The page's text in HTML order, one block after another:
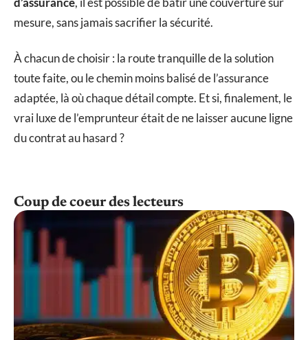
mesure, sans jamais sacrifier la sécurité.
À chacun de choisir : la route tranquille de la solution
toute faite, ou le chemin moins balisé de l’assurance
adaptée, là où chaque détail compte. Et si, finalement, le
vrai luxe de l’emprunteur était de ne laisser aucune ligne
du contrat au hasard ?
Coup de coeur des lecteurs